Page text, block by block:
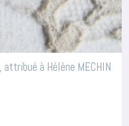
à Hélène MECHIN